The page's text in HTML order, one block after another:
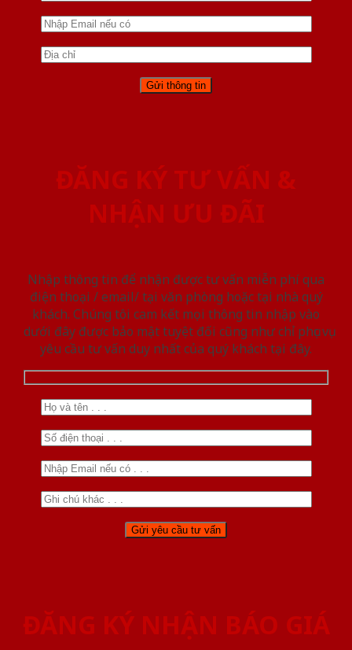
ĐĂNG KÝ TƯ VẤN &
NHẬN ƯU ĐÃI
Nhập thông tin để nhận được tư vấn miễn phí qua
điện thoại / email/ tại văn phòng hoặc tại nhà quý
khách. Chúng tôi cam kết mọi thông tin nhập vào
dưới đây được bảo mật tuyệt đối cũng như chỉ phục vụ
yêu cầu tư vấn duy nhất của quý khách tại đây.
ĐĂNG KÝ NHẬN BÁO GIÁ